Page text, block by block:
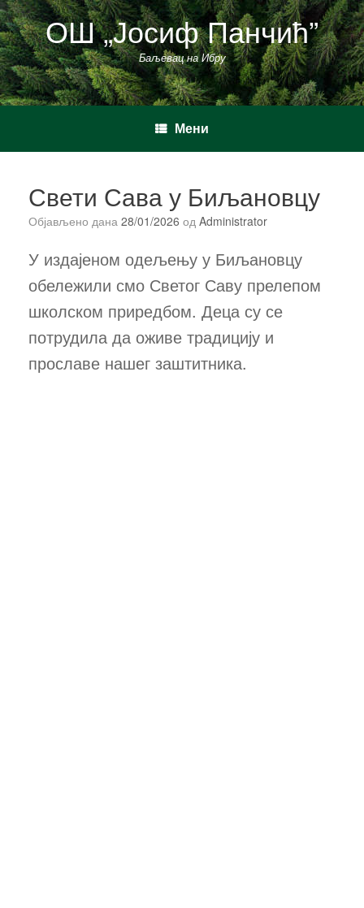
Пређи
на
садржај ОШ „Јосиф Панчић”
Баљевац на Ибру
Мени
Свети Сава у Биљановцу
Објављено дана 28/01/2026 од Administrator
У издајеном одељењу у Биљановцу
обележили смо Светог Саву прелепом
школском приредбом. Деца су се
потрудила да оживе традицију и
прославе нашег заштитника.